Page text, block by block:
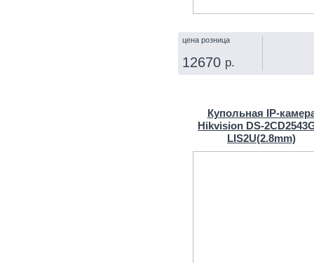
цена розница
12670 р.
Купольная
Hikvision DS-
LIS2U(2.8mm)